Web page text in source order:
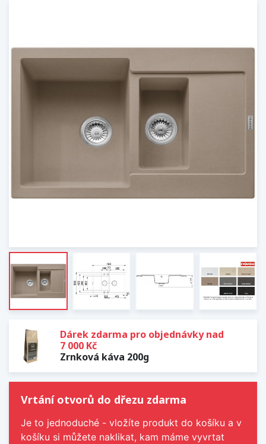
Dárek zdarma pro objednávky nad
7 000 Kč
Zrnková káva 200g
Vrtání otvorů do dřezu zdarma
Je to jednoduché - vložíte produkt do košíku a v
košíku si můžete naklikat, kam máme vyvrtat